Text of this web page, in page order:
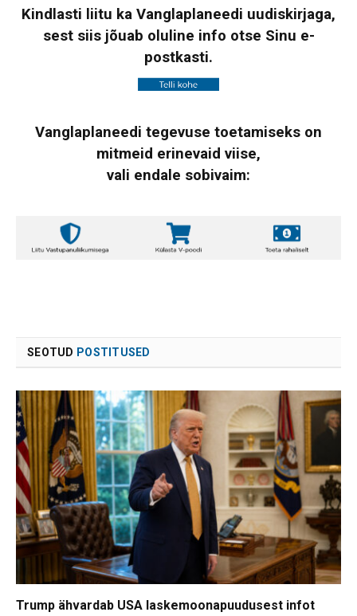
Kindlasti liitu ka Vanglaplaneedi uudiskirjaga,
sest siis jõuab oluline info otse Sinu e-
postkasti.
Vanglaplaneedi tegevuse toetamiseks on
mitmeid erinevaid viise,
vali endale sobivaim:
SEOTUD POSTITUSED
Trump ähvardab USA laskemoonapuudusest infot